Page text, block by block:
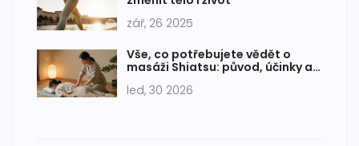
zář, 26 2025
Vše, co potřebujete vědět o
masáži Shiatsu: původ, účinky a
led, 30 2026